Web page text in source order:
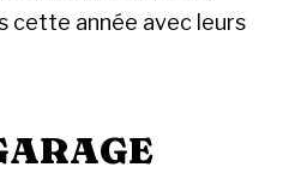
cette année avec leurs